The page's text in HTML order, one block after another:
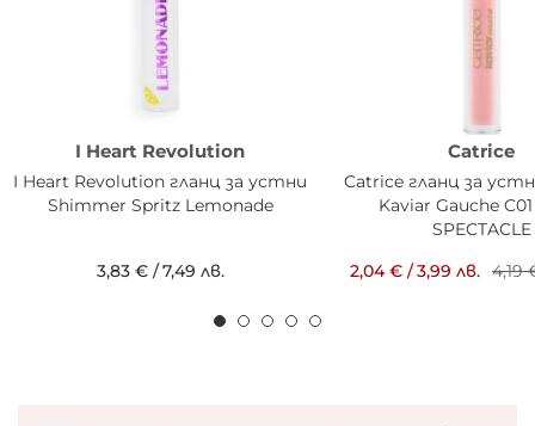
I Heart Revolution
I Heart Revolution гланц за устни
Shimmer Spritz Lemonade
3,83 €/7,49 лв.
Catrice
Catrice гланц за
Kaviar Gauche
SPECTACLE
2,04 € /3,99 лв. 4,19